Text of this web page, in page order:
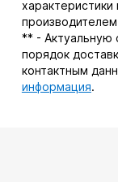
** - Актуальную
порядок
контактным
информация.